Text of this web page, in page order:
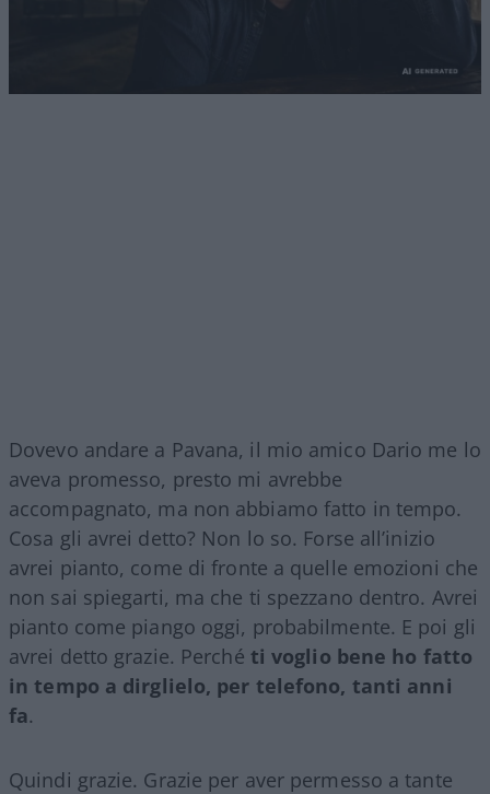
Dovevo andare a Pavana, il mio amico Dario me lo
aveva promesso, presto mi avrebbe
accompagnato, ma non abbiamo fatto in tempo.
Cosa gli avrei detto? Non lo so. Forse all’inizio
avrei pianto, come di fronte a quelle emozioni che
non sai spiegarti, ma che ti spezzano dentro. Avrei
pianto come piango oggi, probabilmente. E poi gli
avrei detto grazie. Perché ti voglio bene ho fatto
in tempo a dirglielo, per telefono, tanti anni
fa.
Quindi grazie. Grazie per aver permesso a tante